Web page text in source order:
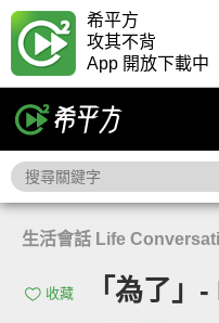
希平方
攻其不背
App 開放下載中
生活會話 Life
收藏 「為了」